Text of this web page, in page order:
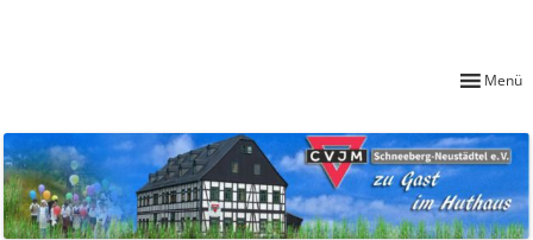
Menü